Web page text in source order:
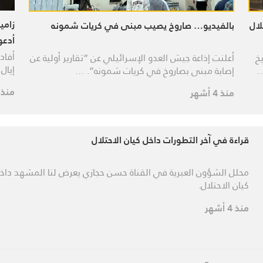
بالفيديو… صاروخ يصيب مبنى في كريات شمونه
أعلنت إذاعة جيش العدو الإسرائيلي عن “تقارير أولية عن
إصابة مبنى بصاروخ في كريات شمونه”. …
منذ 4 أشهر
منذ 4
قراءة في آخر التطورات داخل كيان الاحتلال
محلل الشؤون العبرية في القناة حسن حجازي يعرض لنا المشهد
كيان الاحتلال.
منذ 4 أشهر